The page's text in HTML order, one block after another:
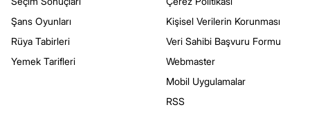
Şans Oyunları
Rüya Tabirleri
Yemek Tarifleri
Kişisel Verilerin Korunması
Veri Sahibi Başvuru Formu
Webmaster
Mobil Uygulamalar
RSS